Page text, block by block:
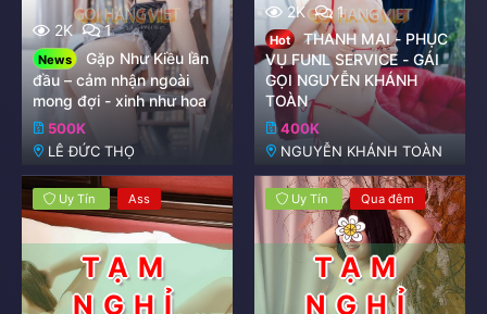
2K 1
News
Gặp Như Kiều lần
đầu – cảm nhận ngoài
mong đợi - xinh như hoa
500K
LÊ ĐỨC THỌ
2K 1
Hot
THANH MAI - PHỤC
VỤ FUNL SERVICE - GÁI
GỌI NGUYỄN KHÁNH
TOÀN
400K
NGUYỄN KHÁNH TOÀN
Uy Tín Ass Uy Tín Qua đêm